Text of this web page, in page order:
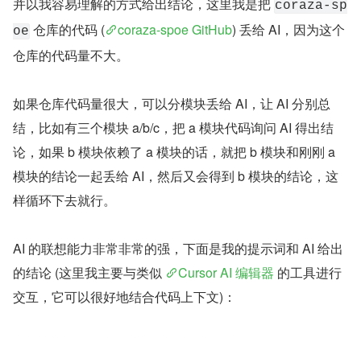
在技术路线确认了使用
作为检测引擎后，
我做了下面两件事：
并以我容易理解的方式给出结论，这里我是把
仓库的代码 ( coraza-spoe GitHub ) 丢给 AI，因为这个
仓库的代码量不大。
结，比如有三个模块 a/b/c，把 a 模块代码询问 AI 得出结
论，如果 b 模块依赖了 a 模块的话，就把 b 模块和刚刚 a
模块的结论一起丢给 AI，然后又会得到 b 模块的结论，这